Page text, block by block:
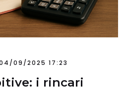
09/2025 17:23
i rincari